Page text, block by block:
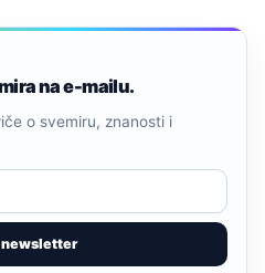
na e-mailu.
o svemiru, znanosti i